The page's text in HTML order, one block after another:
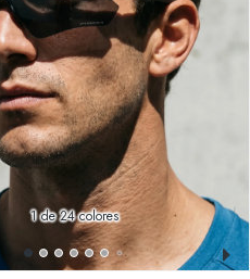
1de 24 colores